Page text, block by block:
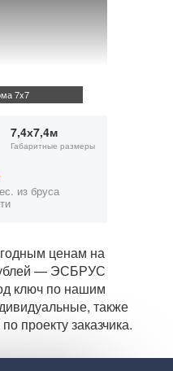
7x7
7,4х7,4м
Габаритные размеры
из бруса
ценам на
— ЭСБРУС
ключ по нашим
также
проекту заказчика.